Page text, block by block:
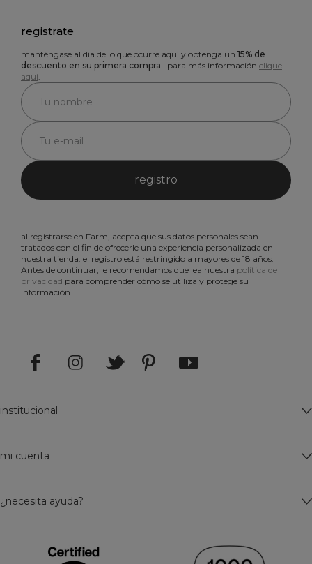
registrate
manténgase al día de lo que ocurre aquí y obtenga un 15% de
descuento en su primera compra . para más información clique
aqui.
registro
al registrarse en Farm, acepta que sus datos personales sean
tratados con el fin de ofrecerle una experiencia personalizada en
nuestra tienda. el registro está restringido a mayores de 18 años.
Antes de continuar, le recomendamos que lea nuestra política de
privacidad para comprender cómo se utiliza y protege su
información.
institucional
mi cuenta
¿necesita ayuda?